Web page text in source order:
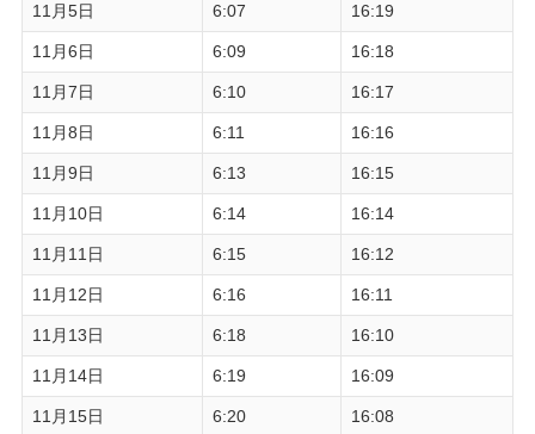
11月5日 6:07 16:19
11月6日 6:09 16:18
11月7日 6:10 16:17
11月8日 6:11 16:16
11月9日 6:13 16:15
11月10日 6:14 16:14
11月11日 6:15 16:12
11月12日 6:16 16:11
11月13日 6:18 16:10
11月14日 6:19 16:09
11月15日 6:20 16:08